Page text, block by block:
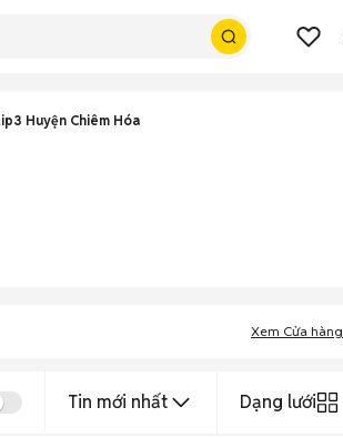
Huyện Chiêm Hóa
Xem Cửa hàng
Tin mới nhất Dạng lưới